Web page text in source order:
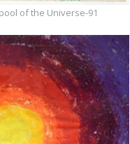
of the Universe-91